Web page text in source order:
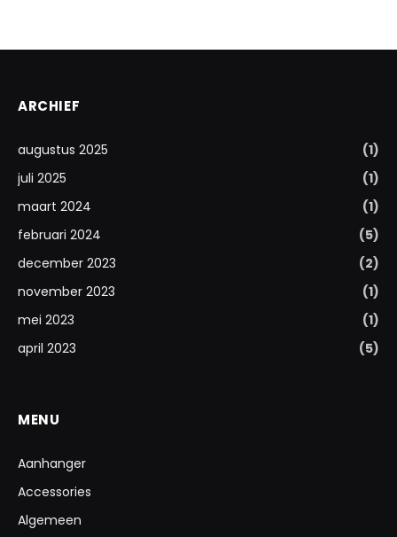
ARCHIEF
augustus 2025
(1)
juli 2025
(1)
maart 2024
(1)
februari 2024
(5)
december 2023
(2)
november 2023
(1)
mei 2023
(1)
april 2023
(5)
MENU
Aanhanger
Accessories
Algemeen